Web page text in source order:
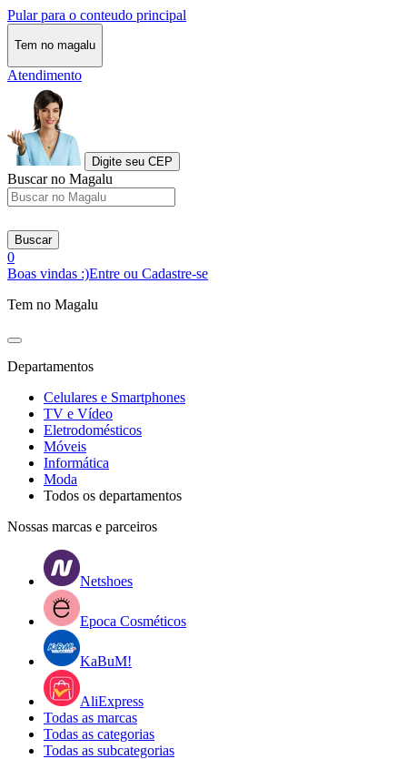
Pular para o conteudo principal
Tem no magalu
Atendimento
Digite seu CEP
Buscar no Magalu
Buscar
0
Boas vindas :)Entre ou Cadastre-se
Tem no Magalu
Departamentos
Celulares e Smartphones
TV e Vídeo
Eletrodomésticos
Móveis
Informática
Moda
Todos os departamentos
Nossas marcas e parceiros
Netshoes
Epoca Cosméticos
KaBuM!
AliExpress
Todas as marcas
Todas as categorias
Todas as subcategorias